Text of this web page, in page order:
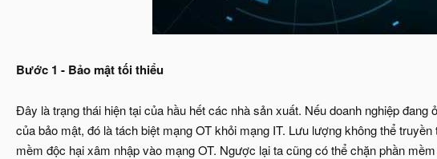
Bước 1 - Bảo mật tối thiểu
Đây là trạng thái hiện tại của hầu hết các nhà sản xuất. Nếu doanh nghiệp
của bảo mật, đó là tách biệt mạng OT khỏi mạng IT. Lưu lượng không thể
mềm độc hại xâm nhập vào mạng OT. Ngược lại ta cũng có thể chặn phần